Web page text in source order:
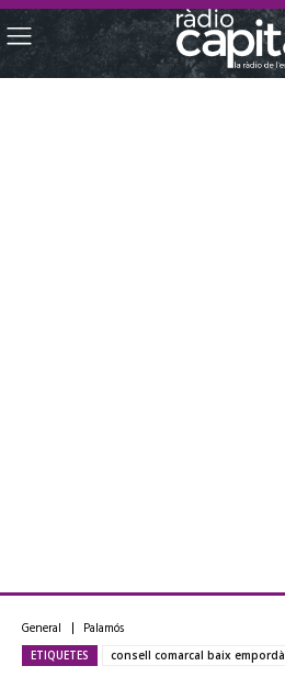
General Palamós
ETIQUETES consell comarcal baix empordà